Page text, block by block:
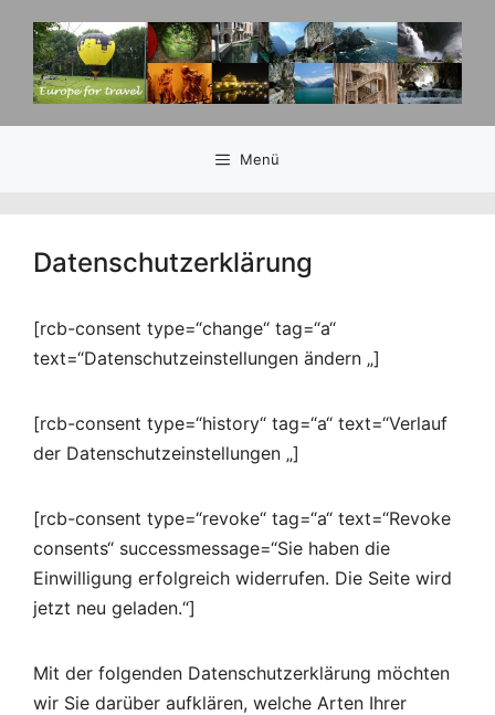
Inhalt
springen
Menü
Datenschutzerklärung
[rcb-consent type=“change“ tag=“a“
text=“Datenschutzeinstellungen ändern „]
[rcb-consent type=“history“ tag=“a“ text=“Verlauf
der Datenschutzeinstellungen „]
[rcb-consent type=“revoke“ tag=“a“ text=“Revoke
consents“ successmessage=“Sie haben die
Einwilligung erfolgreich widerrufen. Die Seite wird
jetzt neu geladen.“]
Mit der folgenden Datenschutzerklärung möchten
wir Sie darüber aufklären, welche Arten Ihrer